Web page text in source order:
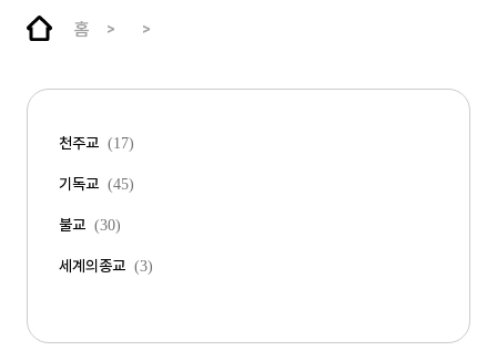
홈
천주교 (17)
기독교 (45)
불교 (30)
세계의종교 (3)